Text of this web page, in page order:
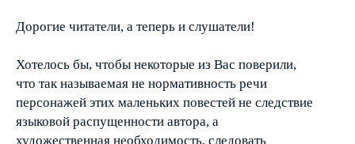
Дорогие читатели, а теперь и слушатели!
Хотелось бы, чтобы некоторые из Вас поверили,
что так называемая не нормативность речи
персонажей этих маленьких повестей не следствие
языковой распущенности автора, а
художественная необходимость, следовать